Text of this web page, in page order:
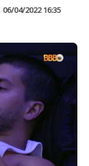
06/04/2022 16:35